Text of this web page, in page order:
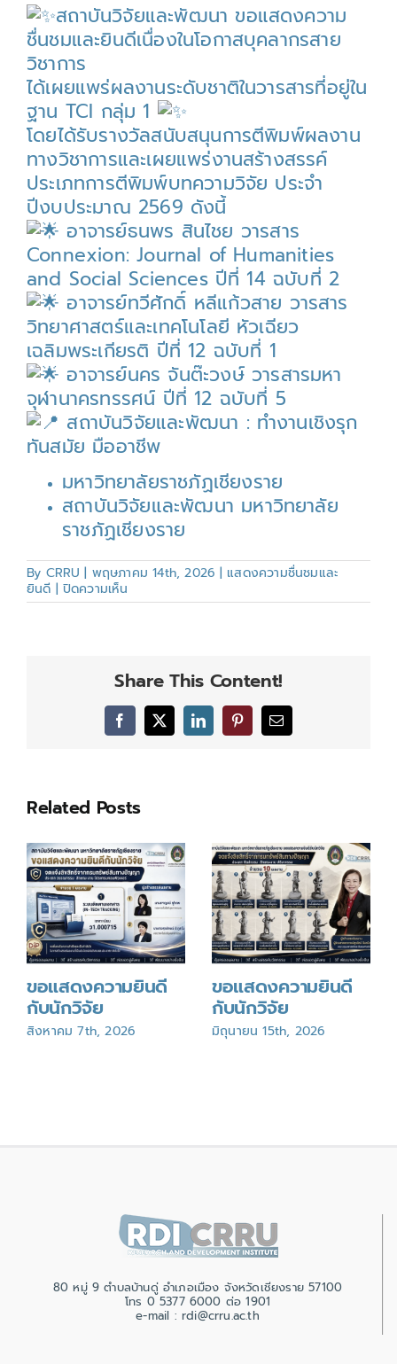
สถาบันวิจัยและพัฒนา ขอแสดงความ
ชื่นชมและยินดีเนื่องในโอกาสบุคลากรสาย
วิชาการ
ได้เผยแพร่ผลงานระดับชาติในวารสารที่อยู่ใน
ฐาน TCI กลุ่ม 1
โดยได้รับรางวัลสนับสนุนการตีพิมพ์ผลงาน
ทางวิชาการและเผยแพร่งานสร้างสรรค์
ประเภทการตีพิมพ์บทความวิจัย ประจำ
ปีงบประมาณ 2569 ดังนี้
อาจารย์ธนพร สินไชย วารสาร
Connexion: Journal of Humanities
and Social Sciences ปีที่ 14 ฉบับที่ 2
อาจารย์ทวีศักดิ์ หลีแก้วสาย วารสาร
วิทยาศาสตร์และเทคโนโลยี หัวเฉียว
เฉลิมพระเกียรติ ปีที่ 12 ฉบับที่ 1
อาจารย์นคร จันต๊ะวงษ์ วารสารมหา
จุฬานาครทรรศน์ ปีที่ 12 ฉบับที่ 5
สถาบันวิจัยและพัฒนา : ทำงานเชิงรุก
ทันสมัย มืออาชีพ
มหาวิทยาลัยราชภัฏเชียงราย
สถาบันวิจัยและพัฒนา มหาวิทยาลัย
ราชภัฏเชียงราย
By CRRU | พฤษภาคม 14th, 2026 | แสดงความชื่นชมและ
ยินดี | ปิดความเห็น
ขอ
ยินดี
Share This Content!
Facebook
X LinkedInPinterestEmail
Related Posts
ขอแสดงความยินดี
กับนักวิจัย
สิงหาคม 7th, 2026
ขอแสดงความยินดี
กับนักวิจัย
มิถุนายน 15th, 2026
80 หมู่ 9 ตำบลบ้านดู่ อำเภอเมือง จังหวัดเชียงราย 57100
โทร 0 5377 6000 ต่อ 1901
e-mail : rdi@crru.ac.th